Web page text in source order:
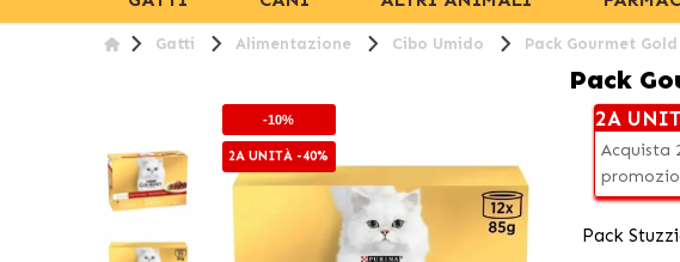
Gatti Alimentazione Cibo Umido Pack Gourmet
Pack
-10%
2A UNITÀ -40%
2A
Acquista
Pack